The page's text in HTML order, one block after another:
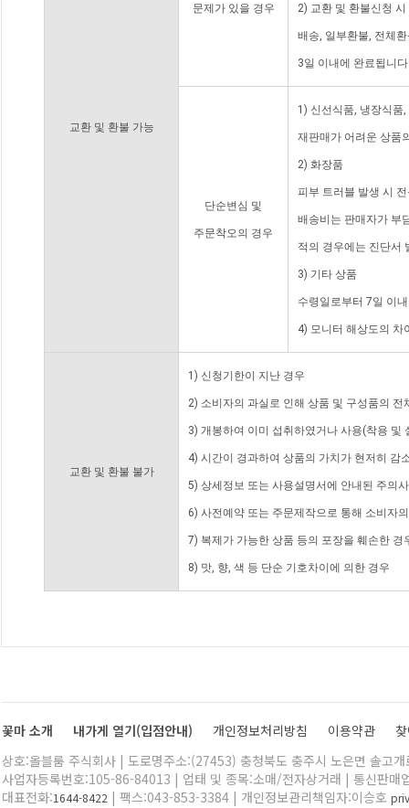
교환 및 환불 가능
문제가 있을 경우 2) 교환 및 환불신청
배송, 일부환불, 전체
3일 이내에 완료됩니
단순변심 및
주문착오의 경우
1) 신선식품, 냉장식품
재판매가 어려운 상품
2) 화장품
피부 트러블 발생 시
배송비는 판매자가 부
적의 경우에는 진단서
3) 기타 상품
수령일로부터 7일 이
4) 모니터 해상도의 차
교환 및 환불 불가
1) 신청기한이 지난 경우
2) 소비자의 과실로 인해 상품 및 구성품의
3) 개봉하여 이미 섭취하였거나 사용(착용 및
4) 시간이 경과하여 상품의 가치가 현저히 감
5) 상세정보 또는 사용설명서에 안내된 주의
6) 사전예약 또는 주문제작으로 통해 소비자
7) 복제가 가능한 상품 등의 포장을 훼손한 경
8) 맛, 향, 색 등 단순 기호차이에 의한 경우
꽃마 소개 내가게 열기(입점안내) 개인정보처리방침 이용약관
상호:올블룸 주식회사 | 도로명주소:(27453) 충청북도 충주시 노은면 솔고
사업자등록번호:105-86-84013 | 업태 및 종목:소매/전자상거래 | 통신판매
대표전화:1644-8422 | 팩스:043-853-3384 | 개인정보관리책임자:이승호